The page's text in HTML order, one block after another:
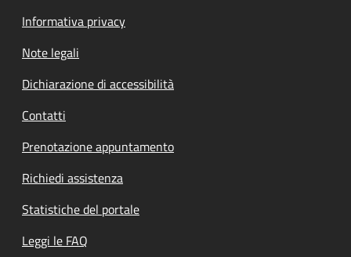
Informativa privacy
Note legali
Dichiarazione di accessibilità
Contatti
Prenotazione appuntamento
Richiedi assistenza
Statistiche del portale
Leggi le FAQ